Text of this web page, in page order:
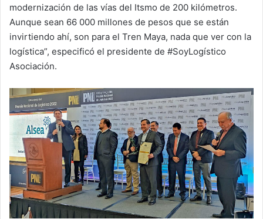
modernización de las vías del Itsmo de 200 kilómetros.
Aunque sean 66 000 millones de pesos que se están
invirtiendo ahí, son para el Tren Maya, nada que ver con la
logística”, especificó el presidente de #SoyLogístico
Asociación.